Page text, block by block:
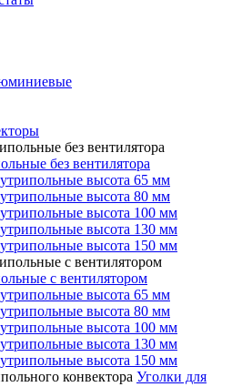
без вентилятора
высота 65 мм
высота 80 мм
высота 100 мм
высота 130 мм
высота 150 мм
с вентилятором
высота 65 мм
высота 80 мм
высота 100 мм
высота 130 мм
высота 150 мм
Уголки для